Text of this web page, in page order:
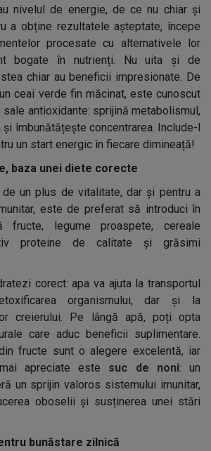
nivelul de energie, de ce nu chiar și
a obține rezultatele așteptate, începe
procesate cu alternativele lor
bogate în nutrienți. Nu uita și de
chiar au beneficii impresionate. De
ceai verde fin măcinat, este cunoscut
antioxidante: sprijină metabolismul,
îmbunătățește concentrarea. Include-l
un start energic în fiecare dimineață!
baza unei diete corecte
un plus de vitalitate, dar și pentru a
este de preferat să introduci în
fructe, legume proaspete, cereale
proteine de calitate și grăsimi
corect: apa va ajuta la transportul
organismului, dar și la
creierului. Pe lângă apă, poți opta
care aduc beneficii suplimentare.
fructe sunt o alegere excelentă, iar
apreciate este suc de noni: un
un sprijin valoros sistemului imunitar,
oboselii și susținerea unei stări
bunăstare zilnică